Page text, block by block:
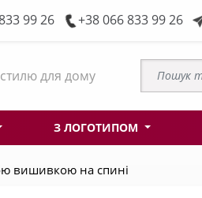
99 26 +38 066 833 99 26
для дому
З ЛОГОТИПОМ
вишивкою на спині